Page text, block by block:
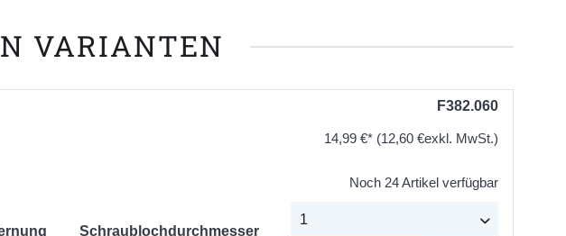
VARIANTEN
Schraublochdurchmesser
F382.060
14,99 €* (12,60 €exkl. MwSt.)
Noch 24 Artikel verfügbar